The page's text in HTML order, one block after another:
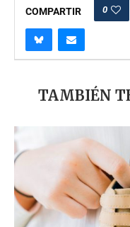
COMPARTIR 0
TAMBIÉN